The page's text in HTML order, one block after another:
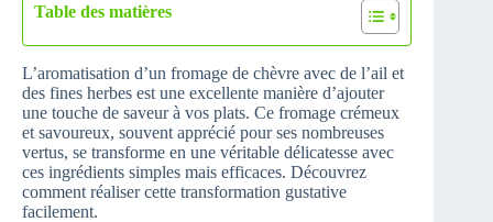
Table des matières
L’aromatisation d’un fromage de chèvre avec de l’ail et
des fines herbes est une excellente manière d’ajouter
une touche de saveur à vos plats. Ce fromage crémeux
et savoureux, souvent apprécié pour ses nombreuses
vertus, se transforme en une véritable délicatesse avec
ces ingrédients simples mais efficaces. Découvrez
comment réaliser cette transformation gustative
facilement.